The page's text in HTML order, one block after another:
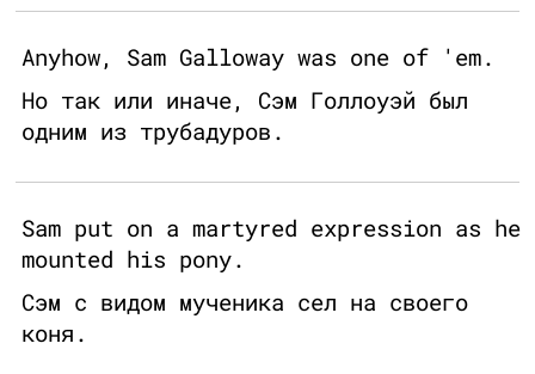
Anyhow, Sam Galloway was one of 'em.
Но так или иначе, Сэм Голлоуэй был
одним из трубадуров.
Sam put on a martyred expression as he
mounted his pony.
Сэм с видом мученика сел на своего
коня.